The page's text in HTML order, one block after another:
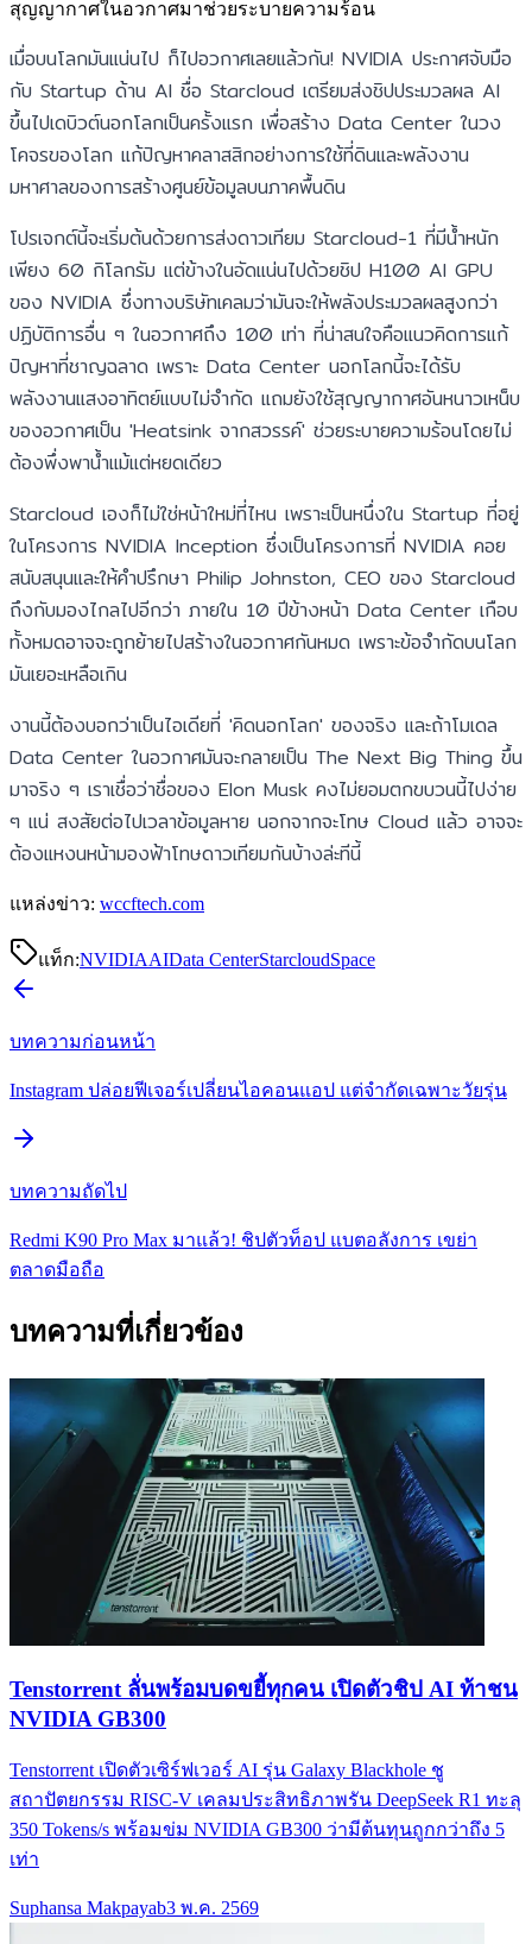
สุญญากาศในอวกาศมาช่วยระบายความร้อน
เมื่อบนโลกมันแน่นไป ก็ไปอวกาศเลยแล้วกัน! NVIDIA ประกาศจับมือ
กับ Startup ด้าน AI ชื่อ Starcloud เตรียมส่งชิปประมวลผล AI
ขึ้นไปเดบิวต์นอกโลกเป็นครั้งแรก เพื่อสร้าง Data Center ในวง
โคจรของโลก แก้ปัญหาคลาสสิกอย่างการใช้ที่ดินและพลังงาน
มหาศาลของการสร้างศูนย์ข้อมูลบนภาคพื้นดิน
โปรเจกต์นี้จะเริ่มต้นด้วยการส่งดาวเทียม Starcloud-1 ที่มีน้ำหนัก
เพียง 60 กิโลกรัม แต่ข้างในอัดแน่นไปด้วยชิป H100 AI GPU
ของ NVIDIA ซึ่งทางบริษัทเคลมว่ามันจะให้พลังประมวลผลสูงกว่า
ปฏิบัติการอื่น ๆ ในอวกาศถึง 100 เท่า ที่น่าสนใจคือแนวคิดการแก้
ปัญหาที่ชาญฉลาด เพราะ Data Center นอกโลกนี้จะได้รับ
พลังงานแสงอาทิตย์แบบไม่จำกัด แถมยังใช้สุญญากาศอันหนาวเหน็บ
ของอวกาศเป็น 'Heatsink จากสวรรค์' ช่วยระบายความร้อนโดยไม่
ต้องพึ่งพาน้ำแม้แต่หยดเดียว
Starcloud เองก็ไม่ใช่หน้าใหม่ที่ไหน เพราะเป็นหนึ่งใน Startup ที่อยู่
ในโครงการ NVIDIA Inception ซึ่งเป็นโครงการที่ NVIDIA คอย
สนับสนุนและให้คำปรึกษา Philip Johnston, CEO ของ Starcloud
ถึงกับมองไกลไปอีกว่า ภายใน 10 ปีข้างหน้า Data Center เกือบ
ทั้งหมดอาจจะถูกย้ายไปสร้างในอวกาศกันหมด เพราะข้อจำกัดบนโลก
มันเยอะเหลือเกิน
งานนี้ต้องบอกว่าเป็นไอเดียที่ 'คิดนอกโลก' ของจริง และถ้าโมเดล
Data Center ในอวกาศมันจะกลายเป็น The Next Big Thing ขึ้น
มาจริง ๆ เราเชื่อว่าชื่อของ Elon Musk คงไม่ยอมตกขบวนนี้ไปง่าย
ๆ แน่ สงสัยต่อไปเวลาข้อมูลหาย นอกจากจะโทษ Cloud แล้ว อาจจะ
ต้องแหงนหน้ามองฟ้าโทษดาวเทียมกันบ้างล่ะทีนี้
แหล่งข่าว: wccftech.com
แท็ก:NVIDIAAIData CenterStarcloudSpace
บทความก่อนหน้า
Instagram ปล่อยฟีเจอร์เปลี่ยนไอคอนแอป แต่จำกัดเฉพาะวัยรุ่น
บทความถัดไป
Redmi K90 Pro Max มาแล้ว! ชิปตัวท็อป แบตอลังการ เขย่า
ตลาดมือถือ
บทความที่เกี่ยวข้อง
Tenstorrent ลั่นพร้อมบดขยี้ทุกคน เปิดตัวชิป AI ท้าชน
NVIDIA GB300
Tenstorrent เปิดตัวเซิร์ฟเวอร์ AI รุ่น Galaxy Blackhole ชู
สถาปัตยกรรม RISC-V เคลมประสิทธิภาพรัน DeepSeek R1 ทะลุ
350 Tokens/s พร้อมข่ม NVIDIA GB300 ว่ามีต้นทุนถูกกว่าถึง 5
เท่า
Suphansa Makpayab3 พ.ค. 2569